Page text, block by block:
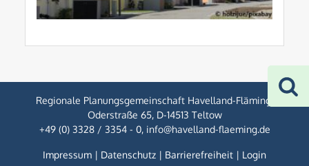
Regionale Planungsgemeinschaft Havelland-Fläming
Oderstraße 65, D-14513 Teltow
+49 (0) 3328 / 3354 - 0, info@havelland-flaeming.de
Impressum | Datenschutz | Barrierefreiheit | Login